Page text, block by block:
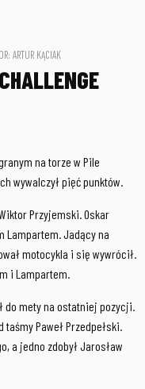
ARTUR KĄCIAK
na torze w Pile
wywalczył pięć punktów.
Przyjemski. Oskar
Lampartem. Jadący na
motocykla i się wywrócił.
i Lampartem.
mety na ostatniej pozycji.
Paweł Przedpełski.
a jedno zdobył Jarosław